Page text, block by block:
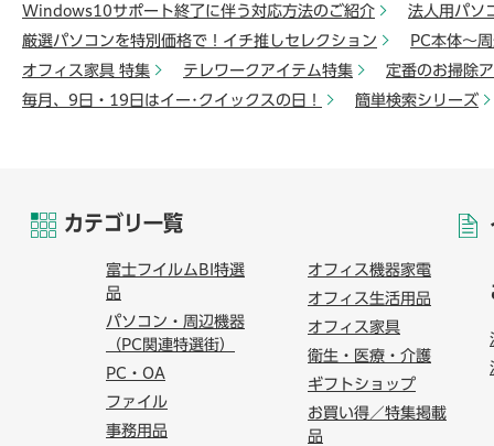
Windows10サポート終了に伴う対応方法のご紹介
法人用パソ
厳選パソコンを特別価格で！イチ推しセレクション
PC本体～
オフィス家具 特集
テレワークアイテム特集
定番のお掃除
毎月、9日・19日はイー･クイックスの日！
簡単検索シリーズ
カテゴリ一覧
富士フイルムBI特選
品
パソコン・周辺機器
（PC関連特選街）
PC・OA
ファイル
事務用品
オフィス機器家電
オフィス生活用品
オフィス家具
衛生・医療・介護
ギフトショップ
お買い得／特集掲載
品